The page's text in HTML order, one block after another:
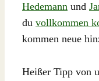
Hedemann und
du vollkommen
kommen neue
Heißer Tipp von